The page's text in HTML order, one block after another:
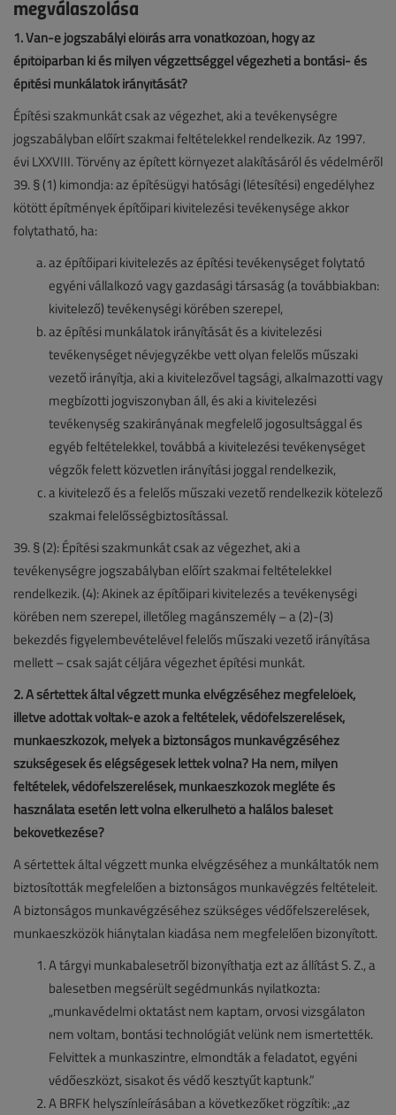
megválaszolása
1. Van-e jogszabályi előírás arra vonatkozóan, hogy az
építőiparban ki és milyen végzettséggel végezheti a bontási- és
építési munkálatok irányítását?
Építési szakmunkát csak az végezhet, aki a tevékenységre
jogszabályban előírt szakmai feltételekkel rendelkezik. Az 1997.
évi LXXVIII. Törvény az épített környezet alakításáról és védelméről
39. § (1) kimondja: az építésügyi hatósági (létesítési) engedélyhez
kötött építmények építőipari kivitelezési tevékenysége akkor
folytatható, ha:
az építőipari kivitelezés az építési tevékenységet folytató
egyéni vállalkozó vagy gazdasági társaság (a továbbiakban:
kivitelező) tevékenységi körében szerepel,
az építési munkálatok irányítását és a kivitelezési
tevékenységet névjegyzékbe vett olyan felelős műszaki
vezető irányítja, aki a kivitelezővel tagsági, alkalmazotti vagy
megbízotti jogviszonyban áll, és aki a kivitelezési
tevékenység szakirányának megfelelő jogosultsággal és
egyéb feltételekkel, továbbá a kivitelezési tevékenységet
végzők felett közvetlen irányítási joggal rendelkezik,
a kivitelező és a felelős műszaki vezető rendelkezik kötelező
szakmai felelősségbiztosítással.
39. § (2): Építési szakmunkát csak az végezhet, aki a
tevékenységre jogszabályban előírt szakmai feltételekkel
rendelkezik. (4): Akinek az építőipari kivitelezés a tevékenységi
körében nem szerepel, illetőleg magánszemély – a (2)-(3)
bekezdés figyelembevételével felelős műszaki vezető irányítása
mellett – csak saját céljára végezhet építési munkát.
2. A sértettek által végzett munka elvégzéséhez megfelelőek,
illetve adottak voltak-e azok a feltételek, védőfelszerelések,
munkaeszközök, melyek a biztonságos munkavégzéséhez
szükségesek és elégségesek lettek volna? Ha nem, milyen
feltételek, védőfelszerelések, munkaeszközök megléte és
használata esetén lett volna elkerülhető a halálos baleset
bekövetkezése?
A sértettek által végzett munka elvégzéséhez a munkáltatók nem
biztosították megfelelően a biztonságos munkavégzés feltételeit.
A biztonságos munkavégzéséhez szükséges védőfelszerelések,
munkaeszközök hiánytalan kiadása nem megfelelően bizonyított.
A tárgyi munkabalesetről bizonyíthatja ezt az állítást S. Z., a
balesetben megsérült segédmunkás nyilatkozta:
„munkavédelmi oktatást nem kaptam, orvosi vizsgálaton
nem voltam, bontási technológiát velünk nem ismertették.
Felvittek a munkaszintre, elmondták a feladatot, egyéni
védőeszközt, sisakot és védő kesztyűt kaptunk.”
A BRFK helyszínleírásában a következőket rögzítik: „az